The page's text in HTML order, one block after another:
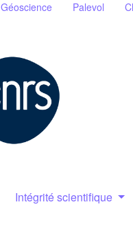
Géoscience Palevol
Intégrité scientifique